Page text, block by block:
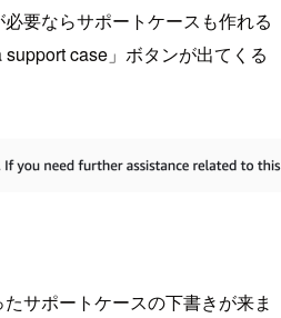
要ならサポートケースも作れる
case」ボタンが出てくる
サポートケースの下書きが来ま